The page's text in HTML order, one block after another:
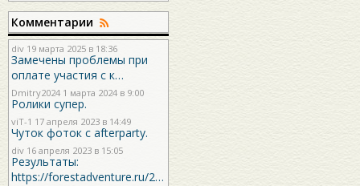
Комментарии
div 19 марта 2025 в 18:36
Замечены проблемы при
оплате участия с к…
Dmitry2024 1 марта 2024 в 9:00
Ролики супер.
viT-1 17 апреля 2023 в 14:49
Чуток фоток с afterparty.
div 16 апреля 2023 в 15:05
Результаты:
https://forestadventure.ru/2…